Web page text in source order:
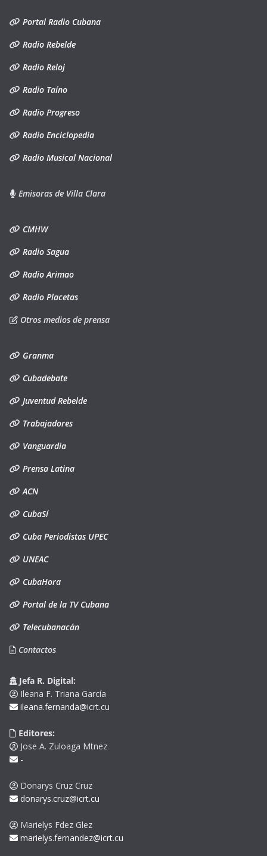
Portal Radio Cubana
Radio Rebelde
Radio Reloj
Radio Taíno
Radio Progreso
Radio Enciclopedia
Radio Musical Nacional
Emisoras de Villa Clara
CMHW
Radio Sagua
Radio Arimao
Radio Placetas
Otros medios de prensa
Granma
Cubadebate
Juventud Rebelde
Trabajadores
Vanguardia
Prensa Latina
ACN
CubaSí
Cuba Periodistas UPEC
UNEAC
CubaHora
Portal de la TV Cubana
Telecubanacán
Contactos
Jefa R. Digital:
Ileana F. Triana García
ileana.fernanda@icrt.cu
Editores:
Jose A. Zuloaga Mtnez
-
Donarys Cruz Cruz
donarys.cruz@icrt.cu
Marielys Fdez Glez
marielys.fernandez@icrt.cu